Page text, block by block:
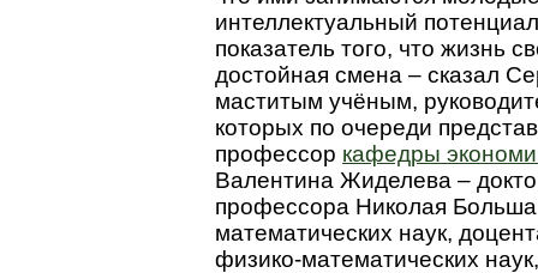
интеллектуальный
показатель того, что жизнь
достойная смена – сказал
маститым учёным,
которых по очереди
профессор кафедры
Валентина Жиделева –
профессора Николая
математических наук,
физико-математических